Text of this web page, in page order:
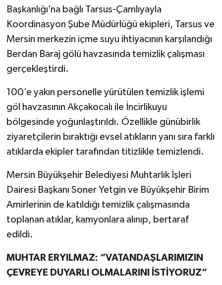
Başkanlığı’na bağlı Tarsus-Çamlıyayla
Koordinasyon Şube Müdürlüğü ekipleri, Tarsus ve
Mersin merkezin içme suyu ihtiyacının karşılandığı
Berdan Baraj gölü havzasında temizlik çalışması
gerçekleştirdi.
100’e yakın personelle yürütülen temizlik işlemi
göl havzasının Akçakocalı ile İncirlikuyu
bölgesinde yoğunlaştırıldı. Özellikle günübirlik
ziyaretçilerin bıraktığı evsel atıkların yanı sıra farklı
atıklarda ekipler tarafından titizlikle temizlendi.
Mersin Büyükşehir Belediyesi Muhtarlık İşleri
Dairesi Başkanı Soner Yetgin ve Büyükşehir Birim
Amirlerinin de katıldığı temizlik çalışmasında
toplanan atıklar, kamyonlara alınıp, bertaraf
edildi.
MUHTAR ERYILMAZ: “VATANDAŞLARIMIZIN
ÇEVREYE DUYARLI OLMALARINI İSTİYORUZ”